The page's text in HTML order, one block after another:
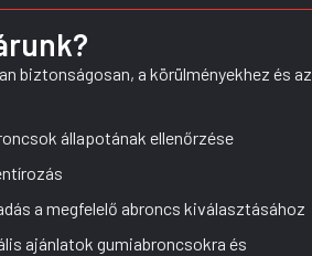
biztonságosan, a körülményekhez és az
állapotának ellenőrzése
a megfelelő abroncs kiválasztásához
ajánlatok gumiabroncsokra és